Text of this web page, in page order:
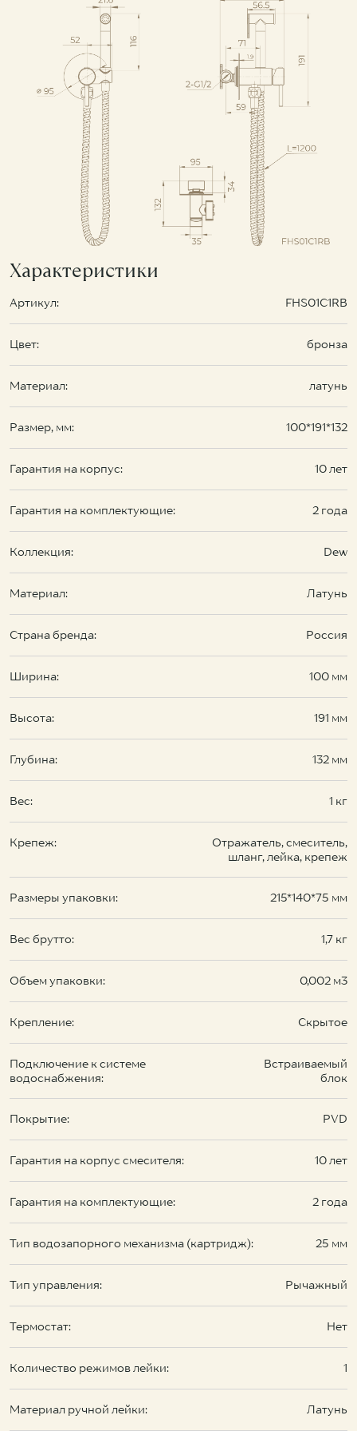
Характеристики
Артикул: FHS01C1RB
Цвет: бронза
Материал: латунь
Размер, мм: 100*191*132
Гарантия на корпус: 10 лет
Гарантия на комплектующие: 2 года
Коллекция: Dew
Материал: Латунь
Страна бренда: Россия
Ширина: 100 мм
Высота: 191 мм
Глубина: 132 мм
Вес: 1 кг
Крепеж:
Отражатель, смеситель,
шланг, лейка, крепеж
Размеры упаковки: 215*140*75 мм
Вес брутто: 1,7 кг
Объем упаковки: 0,002 м3
Крепление: Скрытое
Подключение к системе
водоснабжения:
Встраиваемый
блок
Покрытие: PVD
Гарантия на корпус смесителя: 10 лет
Гарантия на комплектующие: 2 года
Тип водозапорного механизма (картридж): 25 мм
Тип управления: Рычажный
Термостат: Нет
Количество режимов лейки: 1
Материал ручной лейки: Латунь